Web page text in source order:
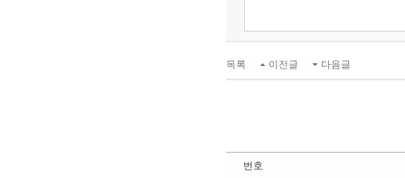
목록 이전글 다음글
번호